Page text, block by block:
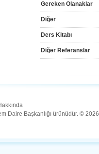
Gereken Olanaklar
Diğer
Ders Kitabı
Diğer Referanslar
Daire Başkanlığı ürünüdür. © 2026